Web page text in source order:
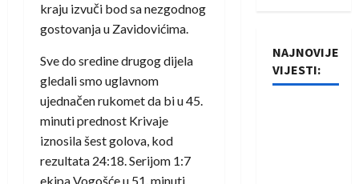
kraju izvuči bod sa nezgodnog
gostovanja u Zavidovićima.
Sve do sredine drugog dijela
gledali smo uglavnom
ujednačen rukomet da bi u 45.
minuti prednost Krivaje
iznosila šest golova, kod
rezultata 24:18. Serijom 1:7
ekipa Vogošće u 51. minuti
NAJNOVIJE
VIJESTI: